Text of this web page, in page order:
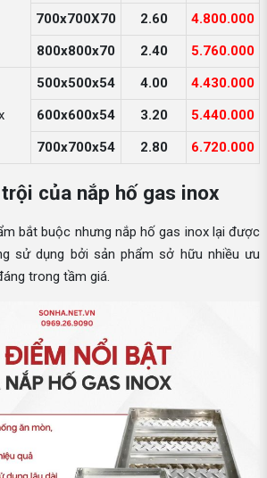
700x700X70
2.60
4.800.000
800x800x70
2.40 5.760.000
500x500x54 4.00
4.430.000
600x600x54
3.20
5.440.000
700x700x54
2.80 6.720.000
của nắp hố gas inox
bắt buộc nhưng nắp hố gas inox lại được
sử dụng bởi sản phẩm sở hữu nhiều ưu
trong tầm giá.